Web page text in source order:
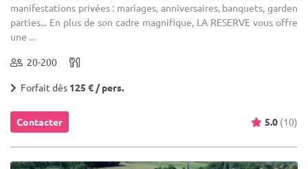
manifestations privées : mariages, anniversaires, banquets, garden
parties... En plus de son cadre magnifique, LA RESERVE vous offre
une ...
20-200
Forfait dès 125 € / pers.
Contacter 5.0 (10)